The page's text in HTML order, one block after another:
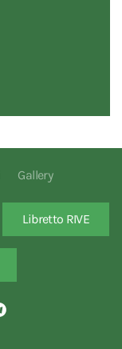
Gallery
Libretto RIVE